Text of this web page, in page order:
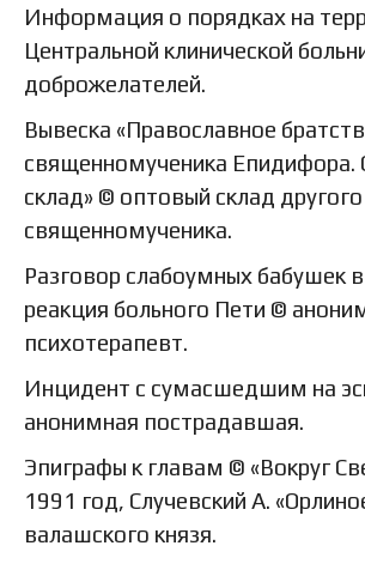
Информация о порядках на
Центральной клинической
доброжелателей.
Вывеска «Православное
священномученика Епидифора.
склад» © оптовый склад другого
священномученика.
Разговор слабоумных бабушек в
реакция больного Пети ©
психотерапевт.
Инцидент с сумасшедшим на
анонимная пострадавшая.
Эпиграфы к главам © «Вокруг
1991 год, Случевский А.
валашского князя.